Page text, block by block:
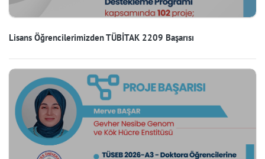
Lisans Öğrencilerimizden TÜBİTAK 2209 Başarısı